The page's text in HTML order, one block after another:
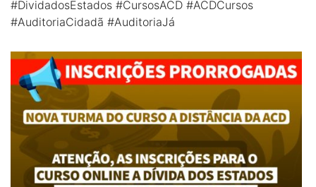
#DividadosEstados #CursosACD #ACDCursos
#AuditoriaCidadã #AuditoriaJá